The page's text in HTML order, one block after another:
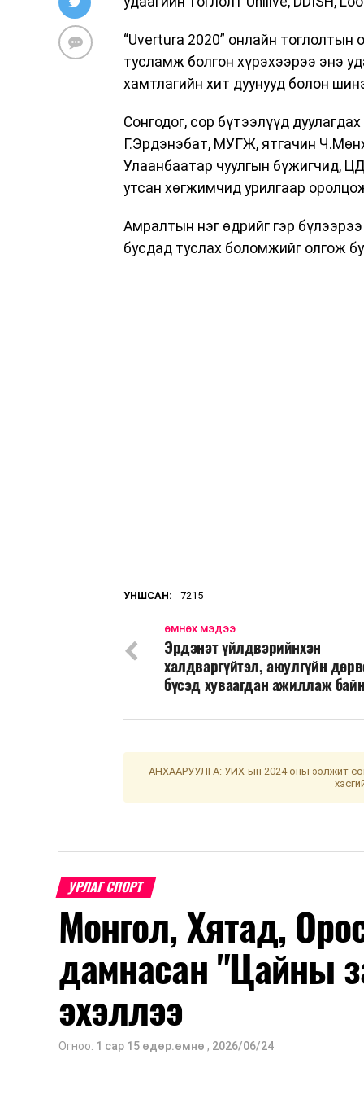
“Uvertura 2020” онлайн тоглолтын
тусламж болгон хүрэхээрээ энэ
хамтлагийн хит дуунууд болон
Сонгодог, сор бүтээлүүд
Г.Эрдэнэбат, МУГЖ, ятгачин
Улаанбаатар чуулгын бүжигчид,
утсан хөгжимчид урилгаар
Амралтын нэг өдрийг гэр
бусдад туслах боломжийг олгож
УНШСАН: 7215
ӨМНӨХ МЭДЭЭ
Эрдэнэт үйлдвэрийнхэн
халдваргүйтэл, аюулгүйн
бүсэд хуваагдан ажиллаж
АНХААРУУЛГА: УИХ-ын 2024 оны ээлжит
УРЛАГ СПОРТ
Монгол, Хятад,
дамнасан "Цайны
эхэллээ
Огноо: 1 сар 15 өдөр.өмнө , 2026/06/24